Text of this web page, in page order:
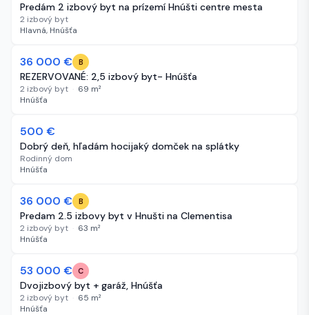
Predám 2 izbový byt na prízemí Hnúšti centre mesta
2 izbový byt
Hlavná, Hnúšťa
25 dní
36 000 € B
REZERVOVANÉ: 2,5 izbový byt- Hnúšťa
2 izbový byt · 69 m²
Hnúšťa
40 dní
500 €
Dobrý deň, hľadám hocijaký domček na splátky
Rodinný dom
Hnúšťa
44 dní
36 000 € B
Predam 2.5 izbovy byt v Hnušti na Clementisa
2 izbový byt · 63 m²
Hnúšťa
46 dní
53 000 € C
Dvojizbový byt + garáž, Hnúšťa
2 izbový byt · 65 m²
Hnúšťa